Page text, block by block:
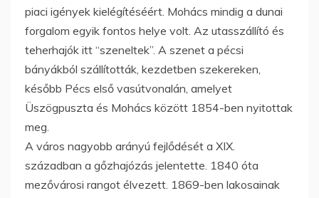
piaci igények kielégítéséért. Mohács mindig a dunai
forgalom egyik fontos helye volt. Az utasszállító és
teherhajók itt “szeneltek”. A szenet a pécsi
bányákból szállították, kezdetben szekereken,
később Pécs első vasútvonalán, amelyet
Üszögpuszta és Mohács között 1854-ben nyitottak
meg.
A város nagyobb arányú fejlődését a XIX.
században a gőzhajózás jelentette. 1840 óta
mezővárosi rangot élvezett. 1869-ben lakosainak